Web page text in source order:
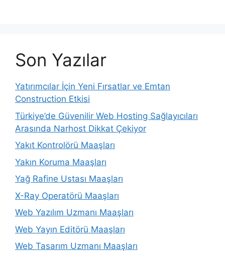
Son Yazılar
Yatırımcılar İçin Yeni Fırsatlar ve Emtan
Construction Etkisi
Türkiye’de Güvenilir Web Hosting Sağlayıcıları
Arasında Narhost Dikkat Çekiyor
Yakıt Kontrolörü Maaşları
Yakın Koruma Maaşları
Yağ Rafine Ustası Maaşları
X-Ray Operatörü Maaşları
Web Yazılım Uzmanı Maaşları
Web Yayın Editörü Maaşları
Web Tasarım Uzmanı Maaşları